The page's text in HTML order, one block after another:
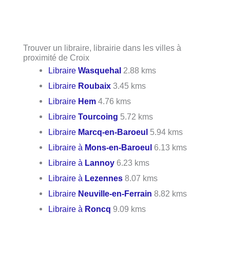
Trouver un libraire, librairie dans les villes à
proximité de Croix
LibraireWasquehal 2.88 kms
Libraire Roubaix 3.45 kms
Libraire Hem 4.76 kms
LibraireTourcoing 5.72 kms
Libraire Marcq-en-Baroeul 5.94 kms
Libraire à Mons-en-Baroeul 6.13 kms
Libraire à Lannoy 6.23 kms
Libraire à Lezennes 8.07 kms
Libraire Neuville-en-Ferrain 8.82 kms
Libraire à Roncq 9.09 kms